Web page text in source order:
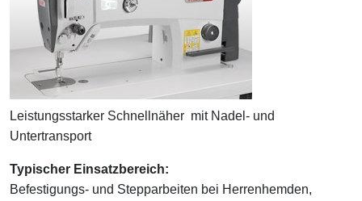
Leistungsstarker Schnellnäher mit Nadel- und
Untertransport
Typischer Einsatzbereich:
Befestigungs- und Stepparbeiten bei Herrenhemden,